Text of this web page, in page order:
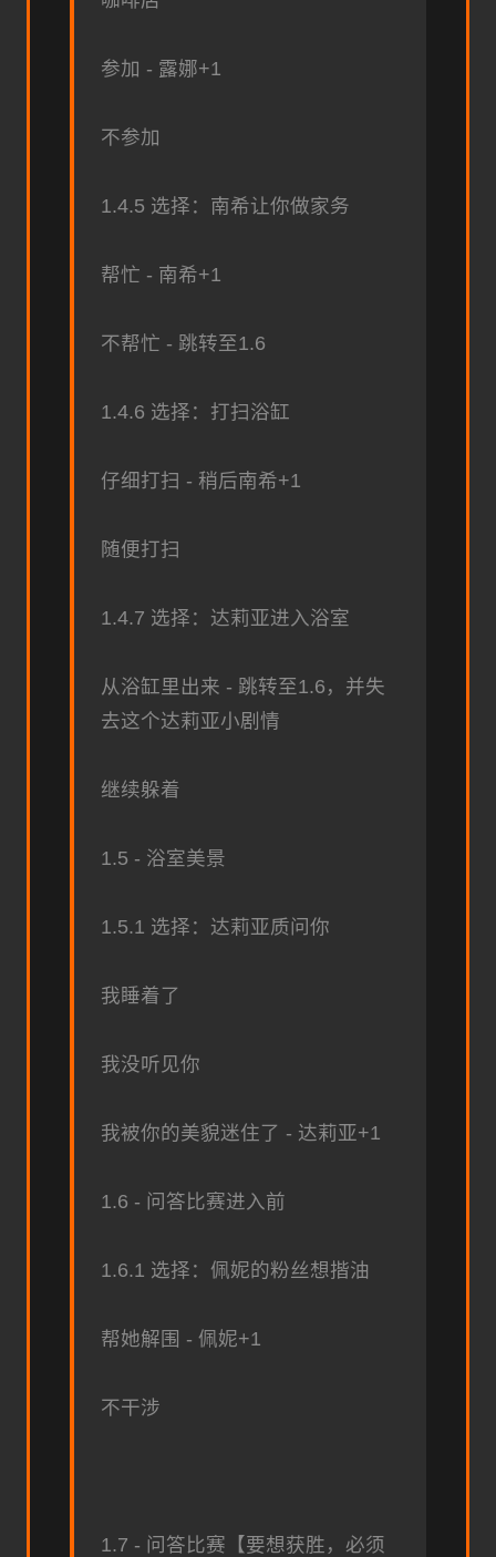
参加 - 露娜+1
不参加
1.4.5 选择：南希让你做家务
帮忙 - 南希+1
不帮忙 - 跳转至1.6
1.4.6 选择：打扫浴缸
仔细打扫 - 稍后南希+1
随便打扫
1.4.7 选择：达莉亚进入浴室
从浴缸里出来 - 跳转至1.6，并失
去这个达莉亚小剧情
继续躲着
1.5 - 浴室美景
1.5.1 选择：达莉亚质问你
我睡着了
我没听见你
我被你的美貌迷住了 - 达莉亚+1
1.6 - 问答比赛进入前
1.6.1 选择：佩妮的粉丝想揩油
帮她解围 - 佩妮+1
不干涉
1.7 - 问答比赛【要想获胜，必须